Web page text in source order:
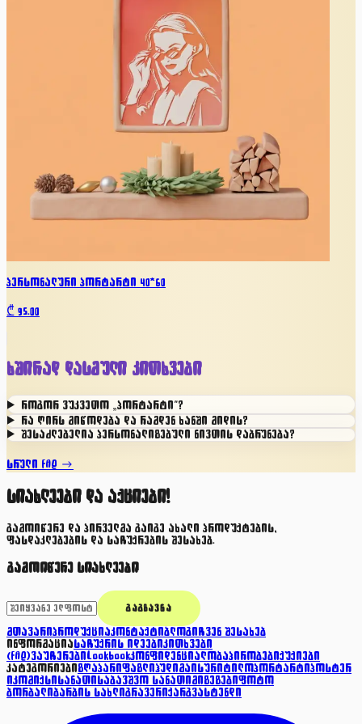
პერსონალური პორტარტი 40*60
₾ 95.00
ხშირად დასმული კითხვები
როგორ ვუკვეთო „პორტარტი"?
რა ღირს მიწოდება და რამდენ ხანში მიდის?
შესაძლებელია პერსონალიზებული ნივთის დაბრუნება?
სრული FAQ →
სიახლეები და აქციები!
გამოიწერე და პირველმა გაიგე ახალი პროდუქტების,
ფასდაკლებების და საჩუქრების შესახებ.
გამოიწერე სიახლეები
ᲒᲐᲒᲖᲐᲕᲜᲐ
მთავარი პროდუქციაკონტაქტი ბლოგი ჩვენ შესახებ
ინფორმაციასაჩუქრის იდეები კითხვები
(FAQ)ვაუჩერები Lookbookკონფიდენციალობაპირობები ქუქიები
კატეგორიები ზღაპარი ფაზლი ჰუდი მაისური ტილო პორტარტი პოსტერ
ი კომიქსი სანათი საბავშვო სანათი მიზეზები ფოტო
ბორბალი ბარბის სახლი გრავერი ქარგვასტენდი